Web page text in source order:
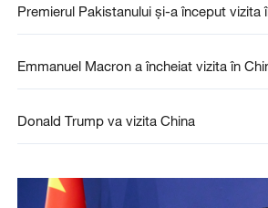
Premierul Pakistanului și-a început vizita
Emmanuel Macron a încheiat vizita în
Donald Trump va vizita China